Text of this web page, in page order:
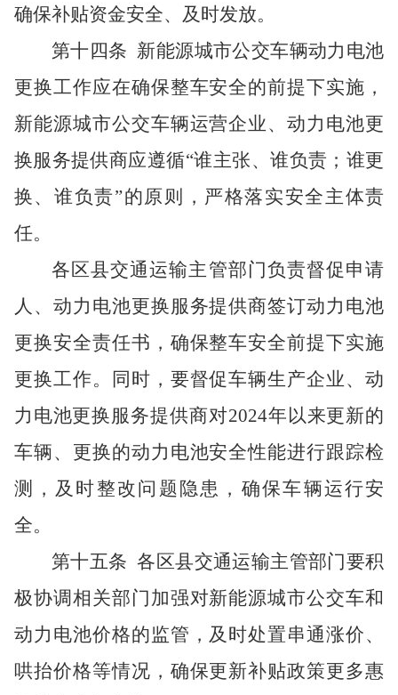
确保补贴资金安全、及时发放。
第十四条 新能源城市公交车辆动力电池
更换工作应在确保整车安全的前提下实施，
新能源城市公交车辆运营企业、动力电池更
换服务提供商应遵循“谁主张、谁负责；谁更
换、谁负责”的原则，严格落实安全主体责
任。
各区县交通运输主管部门负责督促申请
人、动力电池更换服务提供商签订动力电池
更换安全责任书，确保整车安全前提下实施
更换工作。同时，要督促车辆生产企业、动
力电池更换服务提供商对2024年以来更新的
车辆、更换的动力电池安全性能进行跟踪检
测，及时整改问题隐患，确保车辆运行安
全。
第十五条 各区县交通运输主管部门要积
极协调相关部门加强对新能源城市公交车和
动力电池价格的监管，及时处置串通涨价、
哄抬价格等情况，确保更新补贴政策更多惠